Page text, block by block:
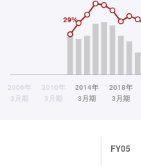
FY05